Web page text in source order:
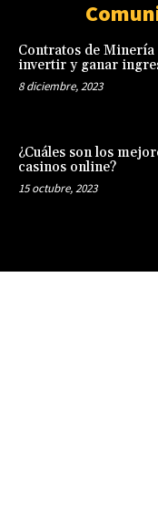
Contratos de Minería
invertir y ganar
8 diciembre, 2023
¿Cuáles son los
casinos online?
15 octubre, 2023